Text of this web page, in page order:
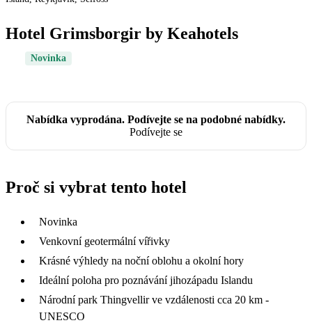
Hotel Grimsborgir by Keahotels
Novinka
Nabídka vyprodána. Podívejte se na podobné nabídky.
Podívejte se
Proč si vybrat tento hotel
Novinka
Venkovní geotermální vířivky
Krásné výhledy na noční oblohu a okolní hory
Ideální poloha pro poznávání jihozápadu Islandu
Národní park Thingvellir ve vzdálenosti cca 20 km -
UNESCO